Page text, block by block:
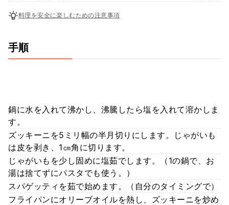
料理を安全に楽しむための注意事項
手順
鍋に水を入れて沸かし、沸騰したら塩を入れて溶かしま
す。
ズッキーニを5ミリ幅の半月切りにします。じゃがいも
は皮を剥き、1㎝角に切ります。
じゃがいもを少し固めに塩茹でします。（1の鍋で、お
湯は捨てずにパスタでも使う。）
スパゲッティを茹で始めます。（自分のタイミングで）
フライパンにオリーブオイルを熱し、ズッキーニを炒め